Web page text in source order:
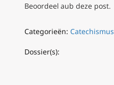
Beoordeel aub deze post.
Categorieën: Catechismus
Dossier(s):